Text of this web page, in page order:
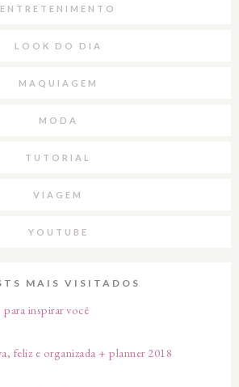
ENTRETENIMENTO
LOOK DO DIA
MAQUIAGEM
MODA
TUTORIAL
VIAGEM
YOUTUBE
MAIS VISITADOS
inspirar você
feliz e organizada + planner 2018